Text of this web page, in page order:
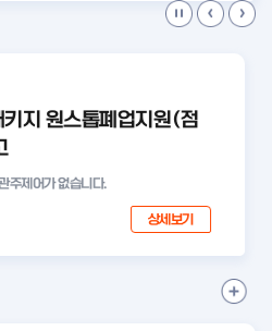
지 원스톱폐업지원(점
주제어가 없습니다.
상세보기
공